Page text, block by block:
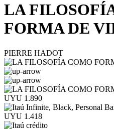
LA
FORMA DE
PIERRE HADOT
UYU 1.890
UYU 1.418